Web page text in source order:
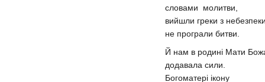
словами молитви,
вийшли греки з
не програли битви.
Й нам в родині Мати
додавала сили.
Богоматері ікону